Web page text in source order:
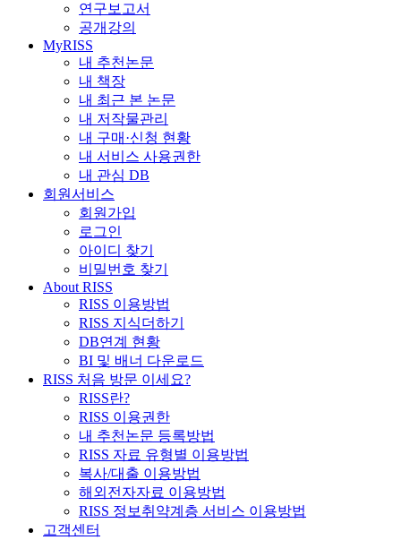
연구보고서
공개강의
MyRISS
내 추천논문
내 책장
내 최근 본 논문
내 저작물관리
내 구매·신청 현황
내 서비스 사용권한
내 관심 DB
회원서비스
회원가입
로그인
아이디 찾기
비밀번호 찾기
About RISS
RISS 이용방법
RISS 지식더하기
DB연계 현황
BI 및 배너 다운로드
RISS 처음 방문 이세요?
RISS란?
RISS 이용권한
내 추천논문 등록방법
RISS 자료 유형별 이용방법
복사/대출 이용방법
해외전자자료 이용방법
RISS 정보취약계층 서비스 이용방법
고객센터